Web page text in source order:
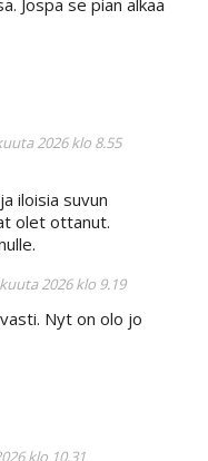
2026 klo 8.55
iloisia suvun
olet ottanut.
2026 klo 9.19
Nyt on olo jo
klo 10.31